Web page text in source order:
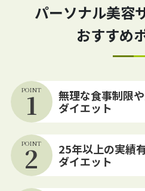
パーソナル美容
おすすめ
POINT
1
無理な食事制限
ダイエット
POINT
2
25年以上の実績
ダイエット